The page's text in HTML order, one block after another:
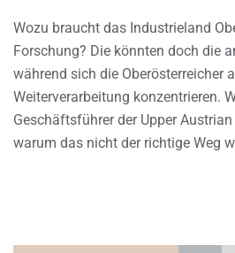
Wozu braucht das Industrieland
Forschung? Die könnten doch die
während sich die Oberösterreicher
Weiterverarbeitung konzentrieren.
Geschäftsführer der Upper Austrian
warum das nicht der richtige Weg